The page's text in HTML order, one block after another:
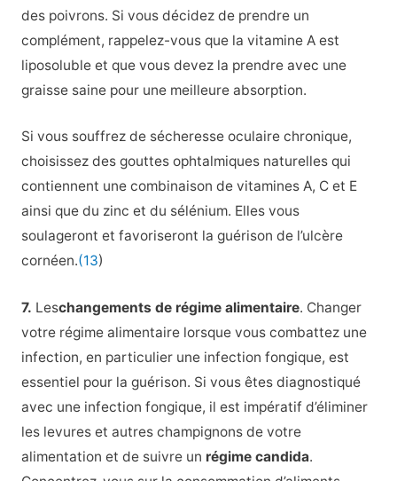
des poivrons. Si vous décidez de prendre un
complément, rappelez-vous que la vitamine A est
liposoluble et que vous devez la prendre avec une
graisse saine pour une meilleure absorption.
Si vous souffrez de sécheresse oculaire chronique,
choisissez des gouttes ophtalmiques naturelles qui
contiennent une combinaison de vitamines A, C et E
ainsi que du zinc et du sélénium. Elles vous
soulageront et favoriseront la guérison de l’ulcère
cornéen.(13)
7. Leschangements de régime alimentaire. Changer
votre régime alimentaire lorsque vous combattez une
infection, en particulier une infection fongique, est
essentiel pour la guérison. Si vous êtes diagnostiqué
avec une infection fongique, il est impératif d’éliminer
les levures et autres champignons de votre
alimentation et de suivre un régime candida.